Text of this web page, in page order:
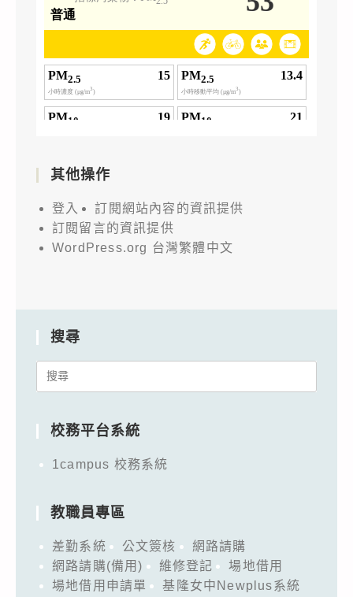
其他操作
登入
訂閱網站內容的資訊提供
訂閱留言的資訊提供
WordPress.org 台灣繁體中文
搜尋
Search
校務平台系統
1campus 校務系統
教職員專區
差勤系統 公文簽核
網路請購
網路請購(備用)
維修登記
場地借用
場地借用申請單
基隆女中Newplus系統